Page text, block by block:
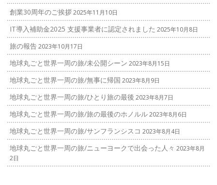
創業30周年のご挨拶2025年11月10日
IT導入補助金2025 支援事業者に認定されました 2025年10月8日
旅の報告2023年10月17日
地球丸ごと世界一周の旅/未公開シーン 2023年8月15日
地球丸ごと世界一周の旅/無事に帰国 2023年8月9日
地球丸ごと世界一周の旅/ひとり旅の最後 2023年8月7日
地球丸ごと世界一周の旅/旅の最後のホノルル2023年8月6日
地球丸ごと世界一周の旅/サンフランシスコ 2023年8月4日
地球丸ごと世界一周の旅/ニューヨークで出会った人々 2023年8月
2日